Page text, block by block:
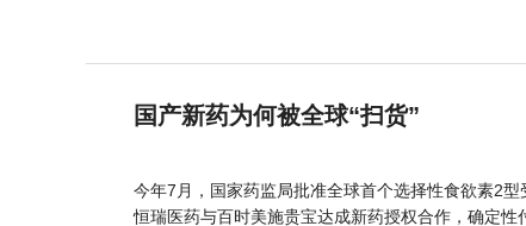
国产新药为何被全球“扫货”
今年7月，国家药监局批准全球首个选择性食欲素2
恒瑞医药与百时美施贵宝达成新药授权合作，确定